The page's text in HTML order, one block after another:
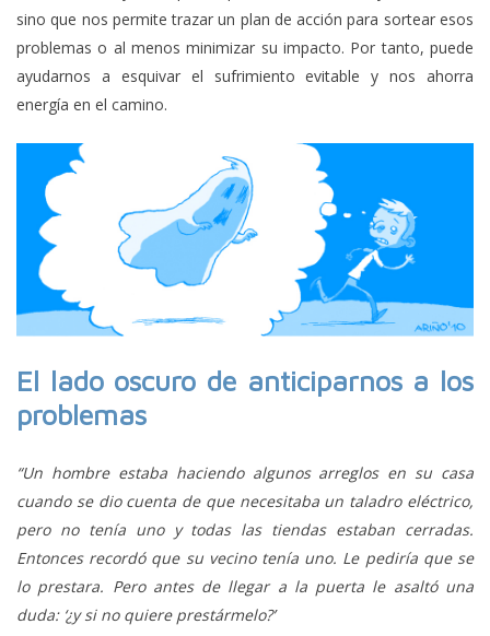
sino que nos permite trazar un plan de acción para sortear esos
problemas o al menos minimizar su impacto. Por tanto, puede
ayudarnos a esquivar el sufrimiento evitable y nos ahorra
energía en el camino.
El lado oscuro de anticiparnos a los
problemas
“Un hombre estaba haciendo algunos arreglos en su casa
cuando se dio cuenta de que necesitaba un taladro eléctrico,
pero no tenía uno y todas las tiendas estaban cerradas.
Entonces recordó que su vecino tenía uno. Le pediría que se
lo prestara. Pero antes de llegar a la puerta le asaltó una
duda: ‘¿y si no quiere prestármelo?’